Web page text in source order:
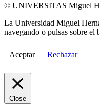
© UNIVERSITAS Miguel
La Universidad Miguel
navegando o pulsas sobre
Aceptar Rechazar
Close